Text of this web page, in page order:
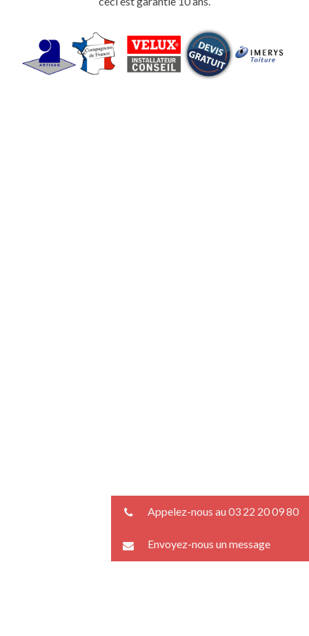
Appelez-nous au 03 22 20 09 80
Envoyez-nous un message